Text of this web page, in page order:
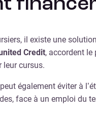
il existe une
Credit, accordent le
leur cursus.
également éviter à
face à un emploi du